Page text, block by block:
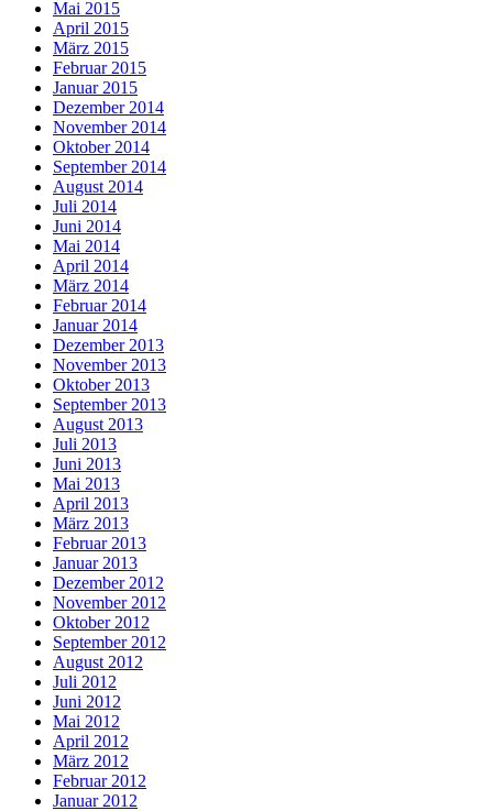
Mai 2015
April 2015
März 2015
Februar 2015
Januar 2015
Dezember 2014
November 2014
Oktober 2014
September 2014
August 2014
Juli 2014
Juni 2014
Mai 2014
April 2014
März 2014
Februar 2014
Januar 2014
Dezember 2013
November 2013
Oktober 2013
September 2013
August 2013
Juli 2013
Juni 2013
Mai 2013
April 2013
März 2013
Februar 2013
Januar 2013
Dezember 2012
November 2012
Oktober 2012
September 2012
August 2012
Juli 2012
Juni 2012
Mai 2012
April 2012
März 2012
Februar 2012
Januar 2012